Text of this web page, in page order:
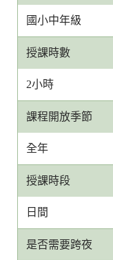
國小中年級
授課時數
2小時
課程開放季節
全年
授課時段
日間
是否需要跨夜